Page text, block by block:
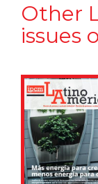
Other
issues